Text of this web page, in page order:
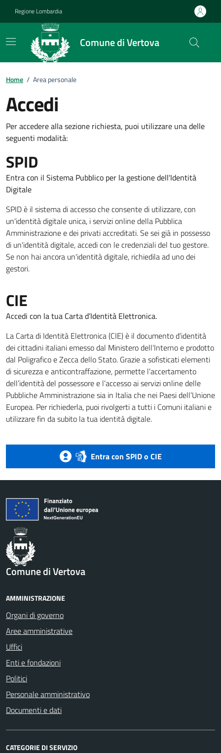
Regione Lombardia
Comune di Vertova
Home / Area personale
Accedi
Per accedere alla sezione richiesta, puoi utilizzare una delle
seguenti modalità:
SPID
Entra con il Sistema Pubblico per la gestione dell'Identità
Digitale
SPID è il sistema di accesso che consente di utilizzare, con
un'identità digitale unica, i servizi online della Pubblica
Amministrazione e dei privati accreditati. Se sei già in possesso
di un'identità digitale, accedi con le credenziali del tuo gestore.
Se non hai ancora un'identità digitale, richiedila ad uno dei
gestori.
CIE
Accedi con la tua Carta d’Identità Elettronica.
La Carta di Identità Elettronica (CIE) è il documento d’identità
dei cittadini italiani emesso dal Ministero dell’Interno e prodotto
dal Poligrafico e Zecca dello Stato. Grazie a sofisticati elementi
di sicurezza e anticontraffazione, permette l’accertamento
dell’identità del possessore e l’accesso ai servizi online delle
Pubbliche Amministrazione sia in Italia che nei Paesi dell’Unione
Europea. Per richiederla, puoi rivolgerti a tutti i Comuni italiani e
utilizzare fin da subito la tua identità digitale.
Entra con SPID o CIE
Comune di Vertova
AMMINISTRAZIONE
Organi di governo
Aree amministrative
Uffici
Enti e fondazioni
Politici
Personale amministrativo
Documenti e dati
CATEGORIE DI SERVIZIO